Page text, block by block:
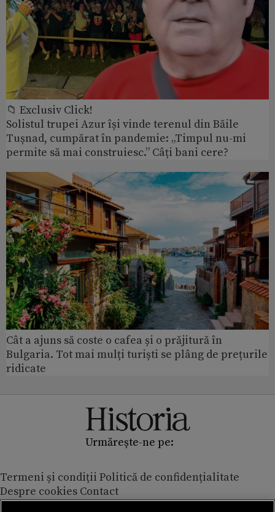
📁 Exclusiv Click!
Solistul trupei Azur își vinde terenul din Băile
Tușnad, cumpărat în pandemie: „Timpul nu-mi
permite să mai construiesc.” Câți bani cere?
Cât a ajuns să coste o cafea și o prăjitură în
Bulgaria. Tot mai mulți turiști se plâng de prețurile
ridicate
Urmărește-ne pe:
Termeni și condiții Politică de confidențialitate
Despre cookies Contact
Modifică preferințe pentru confidențialitate